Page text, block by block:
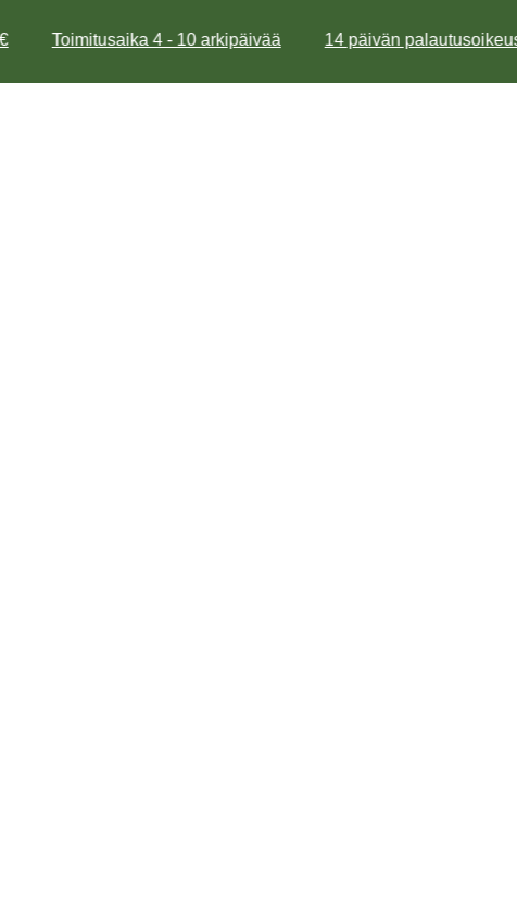
Toimitusaika 4 - 10 arkipäivää 14 päivän palautusoikeus